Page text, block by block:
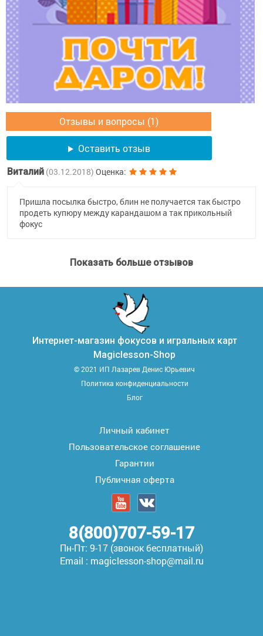
Отзывы и вопросы (1)
Оставить отзыв
Виталий (03.12.2018) Оценка:
Пришла посылка быстро, блин не получается так быстро
продеть купюру между карандашом а так прикольный
фокус
Показать больше отзывов
Интернет-магазин фокусов и игральных карт
Magiclesson-Shop
© 2021 ИП Лазарев Денис Юрьевич
Политика конфиденциальности
Блог
Личный кабинет
Пользовательское соглашение
Гарантии
Публичная оферта
8(800)707-59-17
Пн-Пт: 9-17 (звонок бесплатный)
Email : magiclesson-shop@mail.ru